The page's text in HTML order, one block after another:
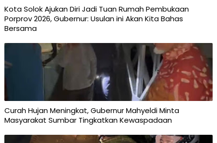
Kota Solok Ajukan Diri Jadi Tuan Rumah Pembukaan
Porprov 2026, Gubernur: Usulan ini Akan Kita Bahas
Bersama
Curah Hujan Meningkat, Gubernur Mahyeldi Minta
Masyarakat Sumbar Tingkatkan Kewaspadaan